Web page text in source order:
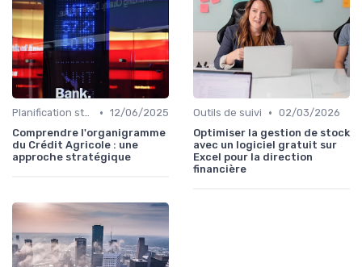
Planification stratégique • 12/06/2025
Comprendre l'organigramme
du Crédit Agricole : une
approche stratégique
Outils de suivi • 02/03/2026
Optimiser la gestion de stock
avec un logiciel gratuit sur
Excel pour la direction
financière